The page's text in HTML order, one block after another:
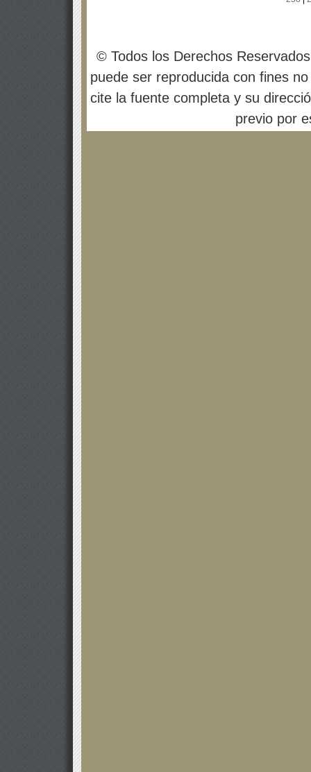
© Todos los Derechos
puede ser reproducida con fines
cite la fuente completa y su
previo por